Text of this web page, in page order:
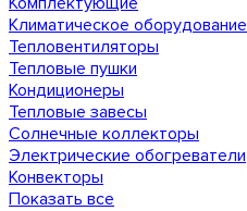
Климатическое оборудование
Тепловентиляторы
Тепловые пушки
Кондиционеры
Тепловые завесы
Солнечные коллекторы
Электрические обогреватели
Конвекторы
Показать все